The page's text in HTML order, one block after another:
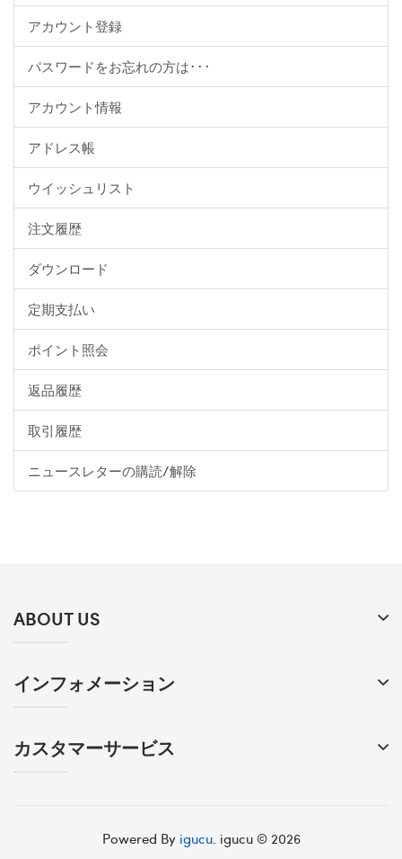
アカウント登録
パスワードをお忘れの方は･･･
アカウント情報
アドレス帳
ウイッシュリスト
注文履歴
ダウンロード
定期支払い
ポイント照会
返品履歴
取引履歴
ニュースレターの購読/解除
ABOUT US
インフォメーション
カスタマーサービス
Powered By igucu. igucu © 2026